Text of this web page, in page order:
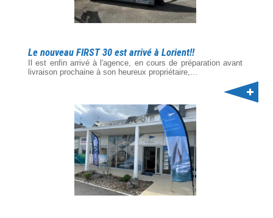
Le nouveau FIRST 30 est arrivé à Lorient!!
Il est enfin arrivé à l'agence, en cours de préparation avant
livraison prochaine à son heureux propriétaire,...